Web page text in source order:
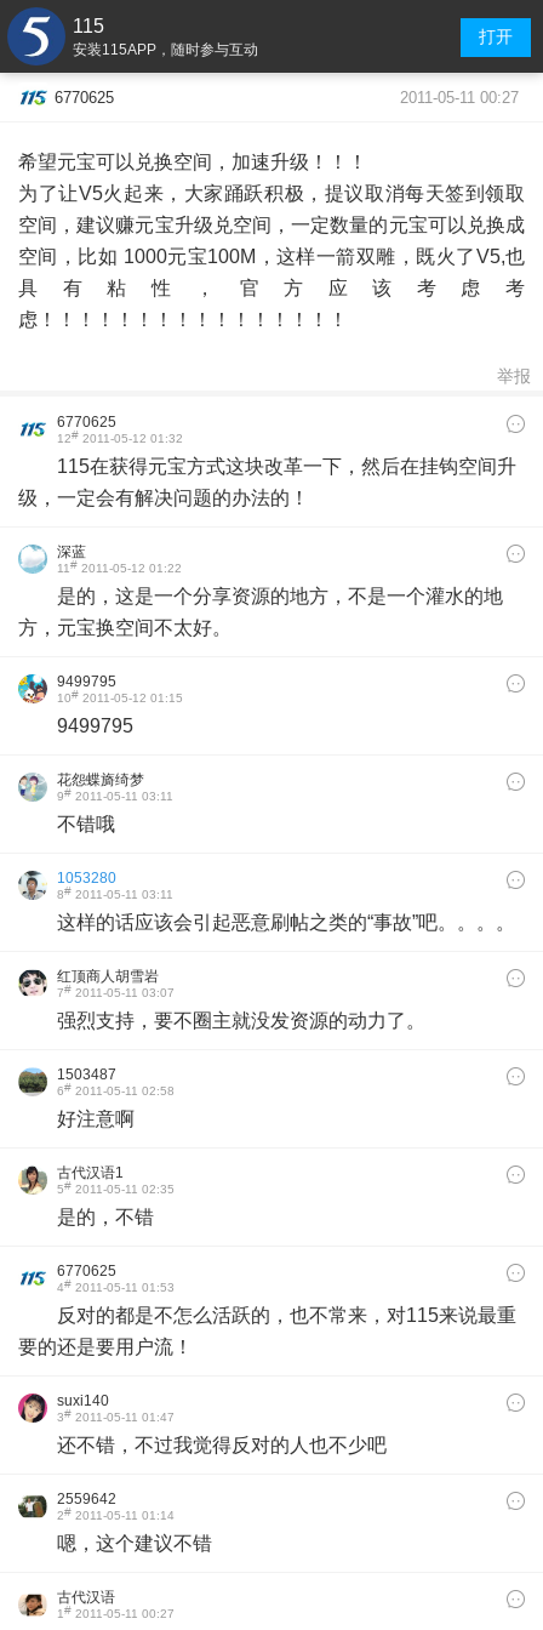
115
安装115APP，随时参与互动
打开
6770625 2011-05-11 00:27
希望元宝可以兑换空间，加速升级！！！
为了让V5火起来，大家踊跃积极，提议取消每天签到领取
空间，建议赚元宝升级兑空间，一定数量的元宝可以兑换成
空间，比如 1000元宝100M，这样一箭双雕，既火了V5,也
具有粘性，官方应该考虑考
虑！！！！！！！！！！！！！！！！
举报
6770625
12# 2011-05-12 01:32
115在获得元宝方式这块改革一下，然后在挂钩空间升
级，一定会有解决问题的办法的！
深蓝
11# 2011-05-12 01:22
是的，这是一个分享资源的地方，不是一个灌水的地
方，元宝换空间不太好。
9499795
10# 2011-05-12 01:15
9499795
花怨蝶旖绮梦
9# 2011-05-11 03:11
不错哦
1053280
8# 2011-05-11 03:11
这样的话应该会引起恶意刷帖之类的“事故”吧。。。。
红顶商人胡雪岩
7# 2011-05-11 03:07
强烈支持，要不圈主就没发资源的动力了。
1503487
6# 2011-05-11 02:58
好注意啊
古代汉语1
5# 2011-05-11 02:35
是的，不错
6770625
4# 2011-05-11 01:53
反对的都是不怎么活跃的，也不常来，对115来说最重
要的还是要用户流！
suxi140
3# 2011-05-11 01:47
还不错，不过我觉得反对的人也不少吧
2559642
2# 2011-05-11 01:14
嗯，这个建议不错
古代汉语
1# 2011-05-11 00:27